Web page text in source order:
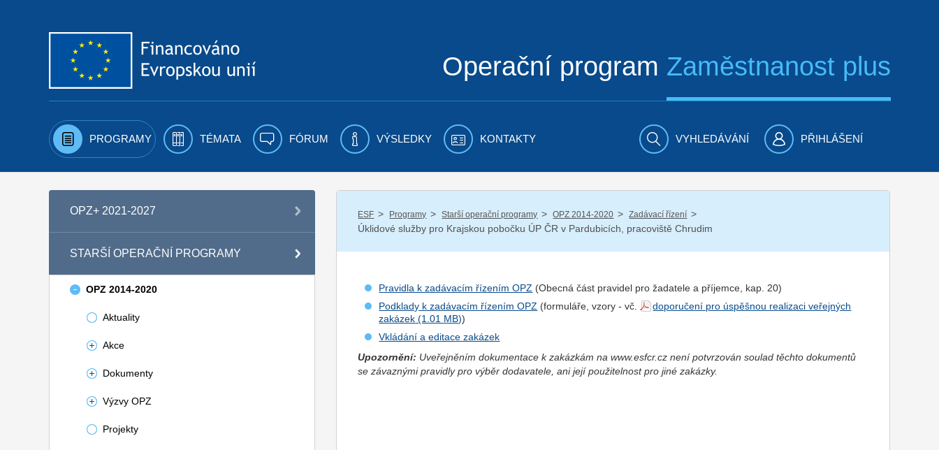
Operační program Zaměstnanost plus
PROGRAMY TÉMATA FÓRUM VÝSLEDKY KONTAKTY VYHLEDÁVÁNÍ PŘIHLÁŠENÍ
OPZ+ 2021-2027
STARŠÍ OPERAČNÍ PROGRAMY
OPZ 2014-2020
Aktuality
Akce
Dokumenty
Výzvy OPZ
Projekty
ESF / Programy / Starší operační programy / OPZ 2014-2020 / Zadávací řízení /
Úklidové služby pro Krajskou pobočku ÚP ČR v Pardubicích, pracoviště Chrudim
Pravidla k zadávacím řízením OPZ (Obecná část pravidel prožadatele a příjemce , kap. 20)
Podklady k zadávacím řízením OPZ (formuláře, vzory - vč.
doporučení pro úspěšnou realizaci veřejných
zakázek
)
Vkládání a editace zakázek
Upozornění: Uveřejněním dokumentace k zakázkám na www.esfcr.cz není potvrzován soulad těchto dokumentů
se závaznými pravidly pro výběr dodavatele, ani její použitelnost pro jiné zakázky.